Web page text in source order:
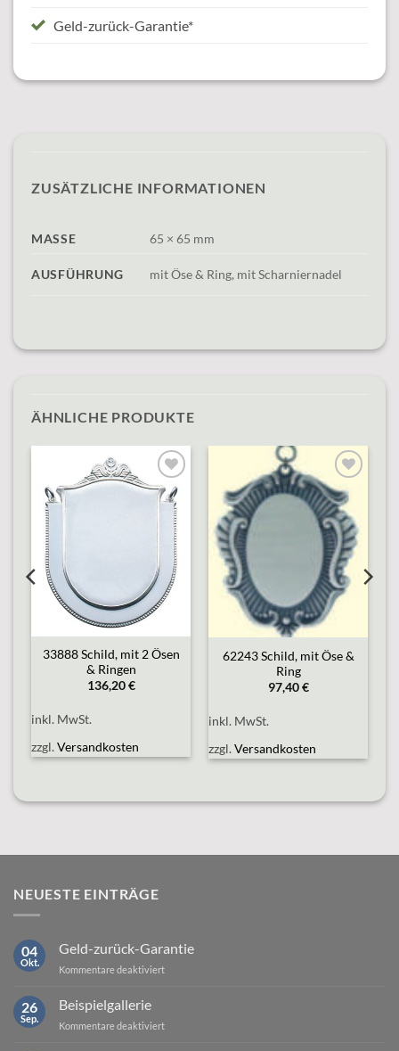
Geld-zurück-Garantie*
ZUSÄTZLICHE INFORMATIONEN
MASSE 65 × 65 mm
AUSFÜHRUNG mit Öse & Ring, mit Scharniernadel
ÄHNLICHE PRODUKTE
Add to
wishlist
33888 Schild, mit 2 Ösen
& Ringen
136,20€
inkl. MwSt.
zzgl.Versandkosten
Add to
wishlist
62243 Schild, mit Öse &
Ring
97,40€
inkl. MwSt.
zzgl.Versandkosten
NEUESTE EINTRÄGE
04
Okt.
Geld-zurück-Garantie
Kommentare deaktiviertfür
26
Sep.
Beispielgallerie
Kommentare deaktiviertfür